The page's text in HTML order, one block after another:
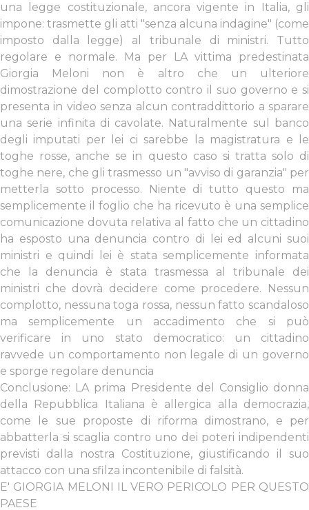
una legge costituzionale, ancora vigente in Italia, gli
impone: trasmette gli atti "senza alcuna indagine" (come
imposto dalla legge) al tribunale di ministri. Tutto
regolare e normale. Ma per LA vittima predestinata
Giorgia Meloni non è altro che un ulteriore
dimostrazione del complotto contro il suo governo e si
presenta in video senza alcun contraddittorio a sparare
una serie infinita di cavolate. Naturalmente sul banco
degli imputati per lei ci sarebbe la magistratura e le
toghe rosse, anche se in questo caso si tratta solo di
toghe nere, che gli trasmesso un "avviso di garanzia" per
metterla sotto processo. Niente di tutto questo ma
semplicemente il foglio che ha ricevuto è una semplice
comunicazione dovuta relativa al fatto che un cittadino
ha esposto una denuncia contro di lei ed alcuni suoi
ministri e quindi lei è stata semplicemente informata
che la denuncia è stata trasmessa al tribunale dei
ministri che dovrà decidere come procedere. Nessun
complotto, nessuna toga rossa, nessun fatto scandaloso
ma semplicemente un accadimento che si può
verificare in uno stato democratico: un cittadino
ravvede un comportamento non legale di un governo
e sporge regolare denuncia
Conclusione: LA prima Presidente del Consiglio donna
della Repubblica Italiana è allergica alla democrazia,
come le sue proposte di riforma dimostrano, e per
abbatterla si scaglia contro uno dei poteri indipendenti
previsti dalla nostra Costituzione, giustificando il suo
attacco con una sfilza incontenibile di falsità.
E' GIORGIA MELONI IL VERO PERICOLO PER QUESTO
PAESE